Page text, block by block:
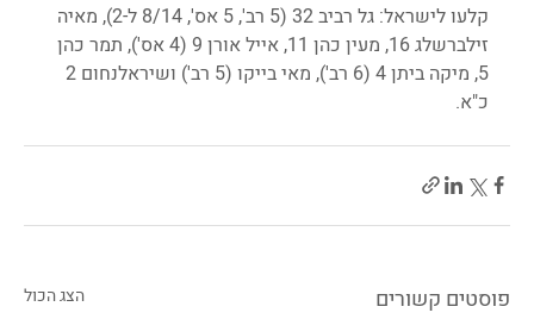
קלעו לישראל: גל רביב 32 (5 רב', 5 אס', 8/14 ל-2), מאיה
זילברשלג 16, מעין כהן 11, אייל אורן 9 (4 אס'), תמר כהן
כ"א.
פוסטים קשורים הצג הכול